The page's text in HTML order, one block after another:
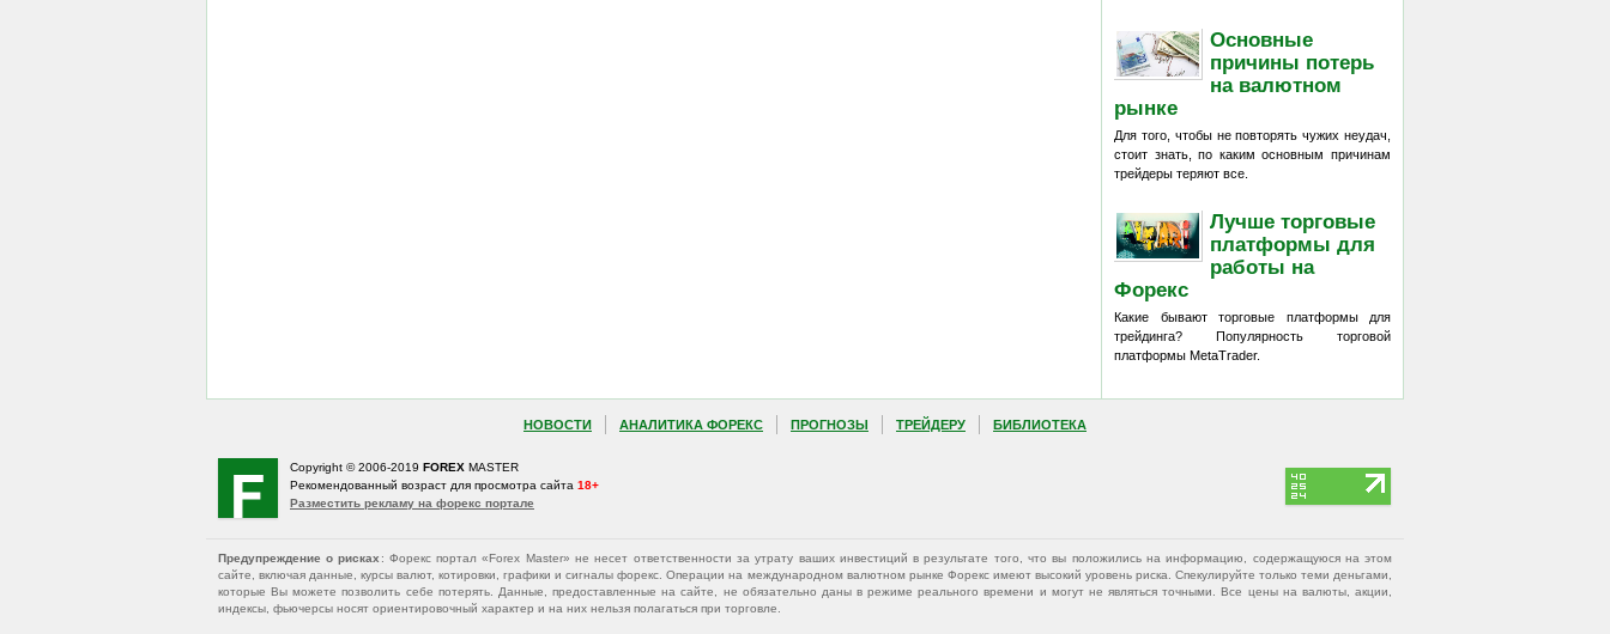
Основные
причины потерь
на валютном
рынке
Для того, чтобы не повторять чужих неудач,
стоит знать, по каким основным причинам
трейдеры теряют все.
Лучше торговые
платформы для
работы на
Форекс
Какие бывают торговые платформы для
трейдинга? Популярность торговой
платформы MetaTrader.
НОВОСТИ АНАЛИТИКА ФОРЕКС ПРОГНОЗЫ ТРЕЙДЕРУ БИБЛИОТЕКА
Copyright © 2006-2019 FOREX MASTER
Рекомендованный возраст для просмотра сайта 18+
Разместить рекламу на форекс портале
Предупреждение о рисках : Форекс портал «Forex Master» не несет ответственности за утрату ваших инвестиций в результате того, что вы положились на информацию, содержащуюся на этом
сайте, включая данные, курсы валют, котировки, графики и сигналы форекс. Операции на международном валютном рынке Форекс имеют высокий уровень риска. Спекулируйте только теми деньгами,
которые Вы можете позволить себе потерять. Данные, предоставленные на сайте, не обязательно даны в режиме реального времени и могут не являться точными. Все цены на валюты, акции,
индексы, фьючерсы носят ориентировочный характер и на них нельзя полагаться при торговле.